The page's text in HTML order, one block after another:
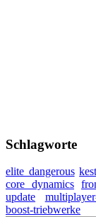
Schlagworte
elite dangerous
core dynamics
update
boost-triebwerke